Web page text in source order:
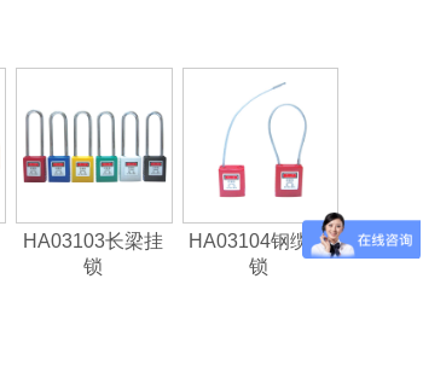
HA03103长梁挂
锁
HA03104钢缆挂
锁